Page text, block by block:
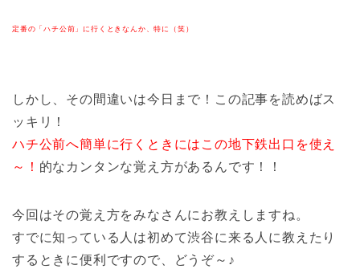
定番の「ハチ公前」に行くときなんか、特に（笑）
しかし、その間違いは今日まで！この記事を読めばス
ッキリ！
ハチ公前へ簡単に行くときにはこの地下鉄出口を使え
～！ 的なカンタンな覚え方があるんです！！
今回はその覚え方をみなさんにお教えしますね。
すでに知っている人は初めて渋谷に来る人に教えたり
するときに便利ですので、どうぞ～♪